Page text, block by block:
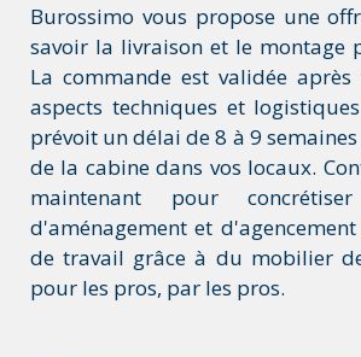
Burossimo vous propose une
savoir la livraison et le montage
La commande est validée après
aspects techniques et
prévoit un délai de 8 à 9
de la cabine dans vos locaux.
maintenant pour
d'aménagement et d'agencement
de travail grâce à du mobilier
pour les pros, par les pros.